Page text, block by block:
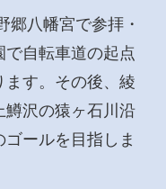
郷八幡宮で参拝・
で自転車道の起点
ます。その後、綾
鱒沢の猿ヶ石川沿
ールを目指しま